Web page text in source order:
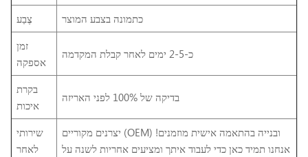
צֶבַע
כתמונה בצבע המוצר
זמן
אספקה
כ-2-5 ימים לאחר קבלת המקדמה
בקרת
איכות
בדיקה של 100% לפני האריזה
שירותי
לאחר
יצרנים מקוריים (OEM) ובנייה בהתאמה אישית מוזמנים!
אנחנו תמיד כאן כדי לעבוד איתך ומציעים אחריות לשנה על